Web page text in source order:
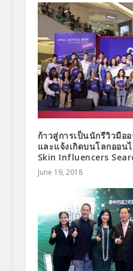
ก้าวสู่การเป็นนักรีวิวมือ
และแจ้งเกิดบนโลกออน
Skin Influencers
June 19, 2018